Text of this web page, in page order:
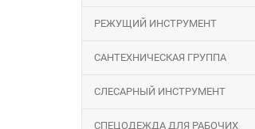
РЕЖУЩИЙ ИНСТРУМЕНТ
САНТЕХНИЧЕСКАЯ ГРУППА
СЛЕСАРНЫЙ ИНСТРУМЕНТ
СПЕЦОДЕЖДА ДЛЯ РАБОЧИХ